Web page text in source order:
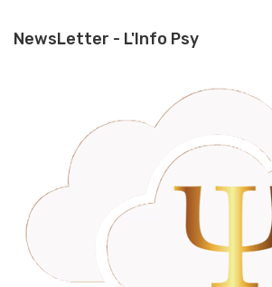
NewsLetter - L'Info Psy